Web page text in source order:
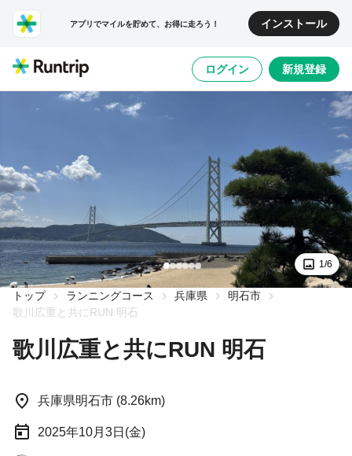
アプリでマイルを貯めて、お得に走ろう！ インストール
ログイン 新規登録
1/6
トップ ランニングコース 兵庫県
明石市
歌川広重と共にRUN 明石
歌川広重と共にRUN 明石
兵庫県明石市 (8.26km)
2025年10月3日(金)